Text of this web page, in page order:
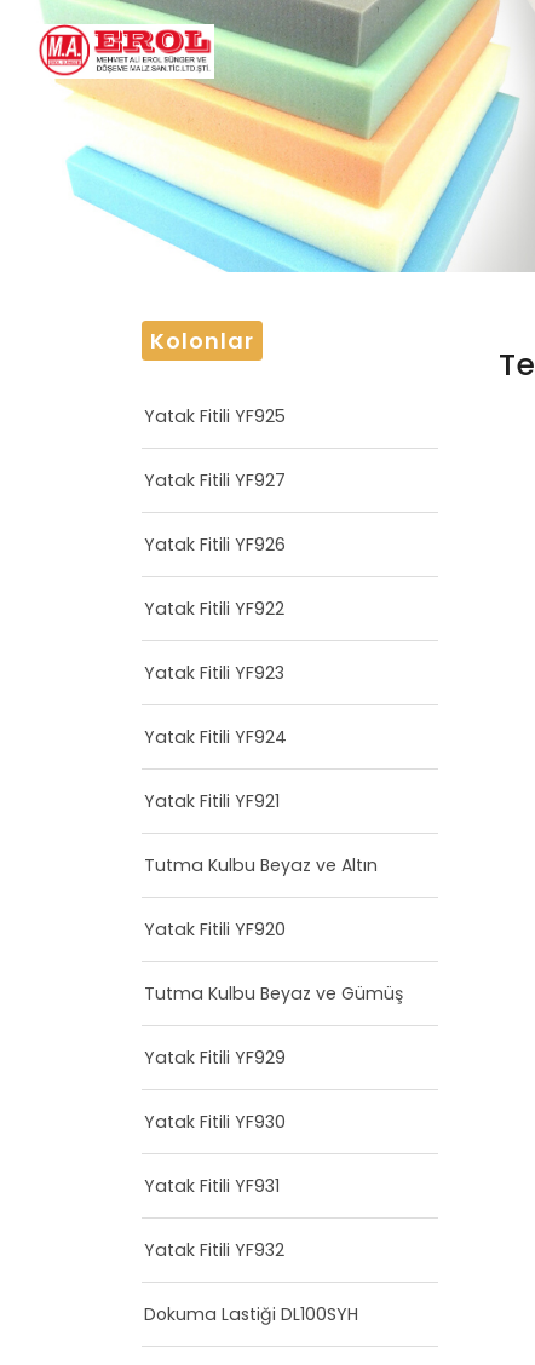
Kolonlar
Yatak Fitili YF925
Yatak Fitili YF927
Yatak Fitili YF926
Yatak Fitili YF922
Yatak Fitili YF923
Yatak Fitili YF924
Yatak Fitili YF921
Tutma Kulbu Beyaz ve Altın
Yatak Fitili YF920
Tutma Kulbu Beyaz ve Gümüş
Yatak Fitili YF929
Yatak Fitili YF930
Yatak Fitili YF931
Yatak Fitili YF932
Dokuma Lastiği DL100SYH